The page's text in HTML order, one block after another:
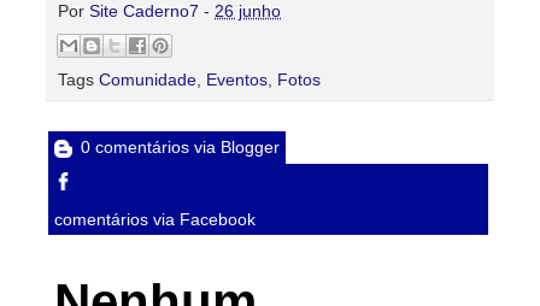
Por Site Caderno7 - 26 junho
Tags Comunidade, Eventos, Fotos
0 comentários via Blogger
comentários via Facebook